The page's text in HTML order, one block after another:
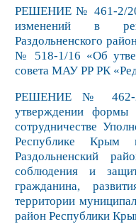
РЕШЕНИЕ № 461-2/20
изменений в
Раздольненского
№ 518-1/16 «Об
совета МАУ РР РК
РЕШЕНИЕ № 462-
утверждении формы
сотрудничестве
Республике Крым
Раздольненский
соблюдения и
гражданина,
территории
район Республики